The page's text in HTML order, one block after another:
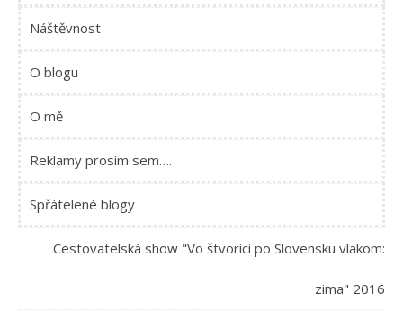
Náštěvnost
O blogu
O mě
Reklamy prosím sem….
Spřátelené blogy
Cestovatelská show "Vo štvorici po Slovensku vlakom:
zima" 2016